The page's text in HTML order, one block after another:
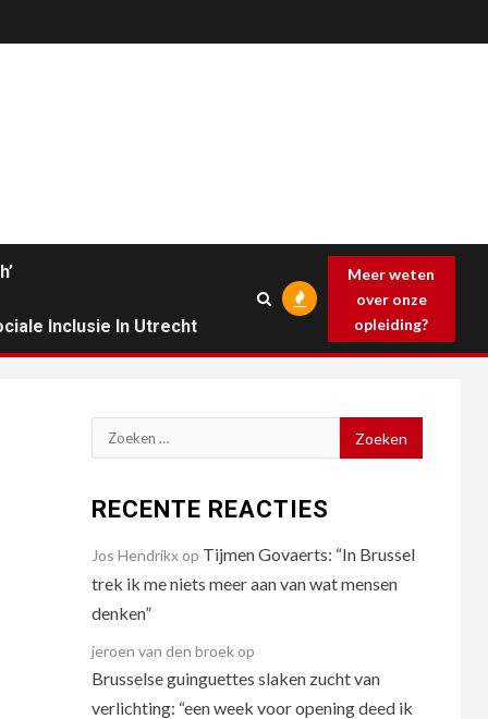
Inclusie In Utrecht
Meer weten
over onze
opleiding?
Zoeken
naar:
RECENTE REACTIES
Jos Hendrikxop Tijmen Govaerts: “In Brussel
trek ik me niets meer aan van wat mensen
denken”
jeroen van den broekop
Brusselse guinguettes slaken zucht van
verlichting: “een week voor opening deed ik